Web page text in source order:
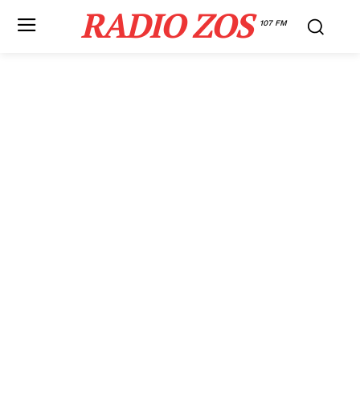
RADIO ZOS 107 FM